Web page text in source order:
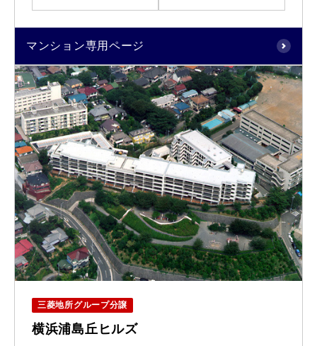
マンション専用ページ
三菱地所グループ分譲
横浜浦島丘ヒルズ